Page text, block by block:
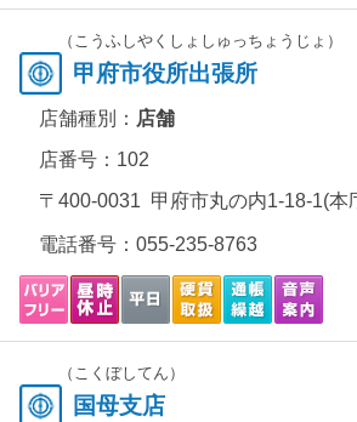
（こうふしやくしょしゅっちょうじょ）
甲府市役所出張所
店舗種別： 店舗
店番号：102
〒400-0031 甲府市丸の内1-18-1(本
電話番号： 055-235-8763
（こくぼしてん）
国母支店